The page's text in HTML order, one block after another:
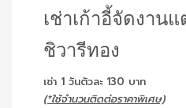
เช่าเก้าอี้จัดงานแ
ชิวารีทอง
เช่า 1 วันตัวละ 130 บาท
(*ใช้จำนวนติดต่อราคาพิเศษ)